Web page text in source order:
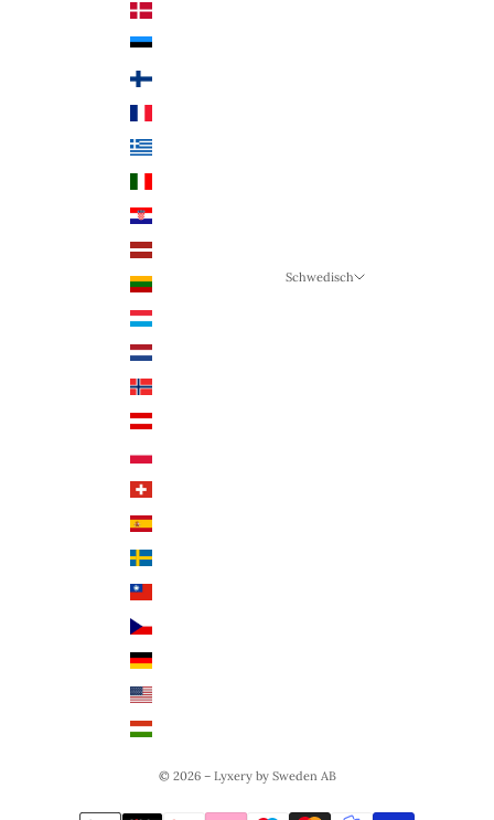
Dänemark (DKK)
Estland (EUR €)
Finnland (EUR €)
Griechenland (EUR €)
Kroatien (EUR €)
Lettland (EUR €)
Litauen (EUR €)
Luxemburg (EUR €)
Niederlande (EUR €)
Norwegen (NOK)
Österreich (EUR €)
Polen (PLN)
Spanien (EUR €)
Schweden (SEK)
Tschechien (CZK Kč)
Deutschland (EUR €)
USA (USD $)
Ungarn (HUF Ft)
Schwedisch
© 2026 – Lyxery by Sweden AB